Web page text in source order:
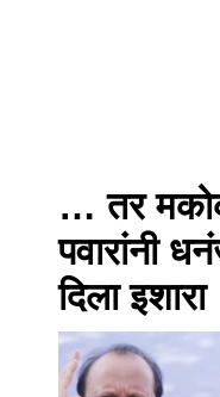
… तर
पवारांनी
दिला इशारा